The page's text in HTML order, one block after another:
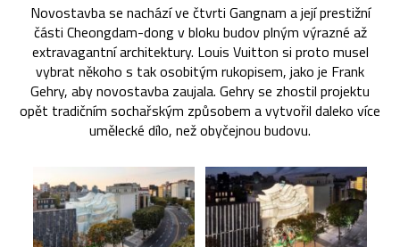
Novostavba se nachází ve čtvrti Gangnam a její prestižní
části Cheongdam-dong v bloku budov plným výrazné až
extravagantní architektury. Louis Vuitton si proto musel
vybrat někoho s tak osobitým rukopisem, jako je Frank
Gehry, aby novostavba zaujala. Gehry se zhostil projektu
opět tradičním sochařským způsobem a vytvořil daleko více
umělecké dílo, než obyčejnou budovu.